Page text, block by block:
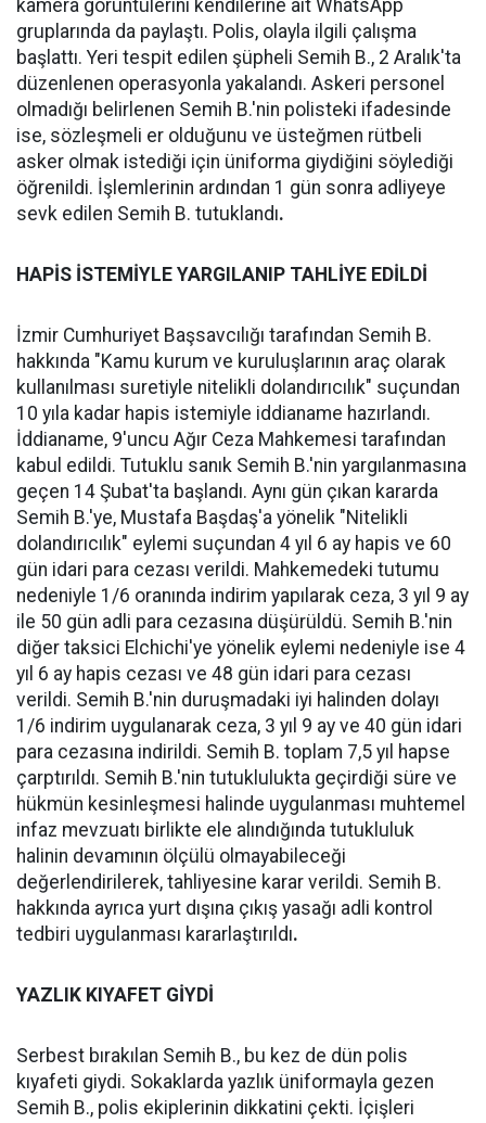
kamera görüntülerini kendilerine ait WhatsApp
gruplarında da paylaştı. Polis, olayla ilgili çalışma
başlattı. Yeri tespit edilen şüpheli Semih B., 2 Aralık'ta
düzenlenen operasyonla yakalandı. Askeri personel
olmadığı belirlenen Semih B.'nin polisteki ifadesinde
ise, sözleşmeli er olduğunu ve üsteğmen rütbeli
asker olmak istediği için üniforma giydiğini söylediği
öğrenildi. İşlemlerinin ardından 1 gün sonra adliyeye
sevk edilen Semih B. tutuklandı.
HAPİS İSTEMİYLE YARGILANIP TAHLİYE EDİLDİ
İzmir Cumhuriyet Başsavcılığı tarafından Semih B.
hakkında "Kamu kurum ve kuruluşlarının araç olarak
kullanılması suretiyle nitelikli dolandırıcılık" suçundan
10 yıla kadar hapis istemiyle iddianame hazırlandı.
İddianame, 9'uncu Ağır Ceza Mahkemesi tarafından
kabul edildi. Tutuklu sanık Semih B.'nin yargılanmasına
geçen 14 Şubat'ta başlandı. Aynı gün çıkan kararda
Semih B.'ye, Mustafa Başdaş'a yönelik "Nitelikli
dolandırıcılık" eylemi suçundan 4 yıl 6 ay hapis ve 60
gün idari para cezası verildi. Mahkemedeki tutumu
nedeniyle 1/6 oranında indirim yapılarak ceza, 3 yıl 9 ay
ile 50 gün adli para cezasına düşürüldü. Semih B.'nin
diğer taksici Elchichi'ye yönelik eylemi nedeniyle ise 4
yıl 6 ay hapis cezası ve 48 gün idari para cezası
verildi. Semih B.'nin duruşmadaki iyi halinden dolayı
1/6 indirim uygulanarak ceza, 3 yıl 9 ay ve 40 gün idari
para cezasına indirildi. Semih B. toplam 7,5 yıl hapse
çarptırıldı. Semih B.'nin tutuklulukta geçirdiği süre ve
hükmün kesinleşmesi halinde uygulanması muhtemel
infaz mevzuatı birlikte ele alındığında tutukluluk
halinin devamının ölçülü olmayabileceği
değerlendirilerek, tahliyesine karar verildi. Semih B.
hakkında ayrıca yurt dışına çıkış yasağı adli kontrol
tedbiri uygulanması kararlaştırıldı.
YAZLIK KIYAFET GİYDİ
Serbest bırakılan Semih B., bu kez de dün polis
kıyafeti giydi. Sokaklarda yazlık üniformayla gezen
Semih B., polis ekiplerinin dikkatini çekti. İçişleri